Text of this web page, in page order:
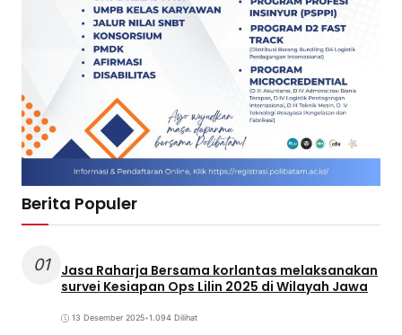
Berita Populer
01
Jasa Raharja Bersama korlantas melaksanakan
survei Kesiapan Ops Lilin 2025 di Wilayah Jawa
13 Desember 2025•1.094 Dilihat